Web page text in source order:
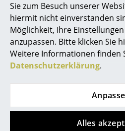
Sie zum Besuch unserer
hiermit nicht einverstanden
Möglichkeit, Ihre
anzupassen. Bitte klicken Sie
Weitere Informationen finden
Datenschutzerklärung.
Alles
Outdoor-Leuchten
Akkuleuchten
... alle Leuchten
Einzelbetten
Store vor Ort